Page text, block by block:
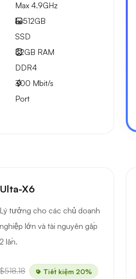
Max 4.9GHz
1x512GB
SSD
32GB RAM
DDR4
300 Mbit/s
Port
Ulta-X6
Lý tưởng cho các chủ doanh
nghiệp lớn và tài nguyên gấp
2 lần.
$518.18 Tiết kiệm 20%